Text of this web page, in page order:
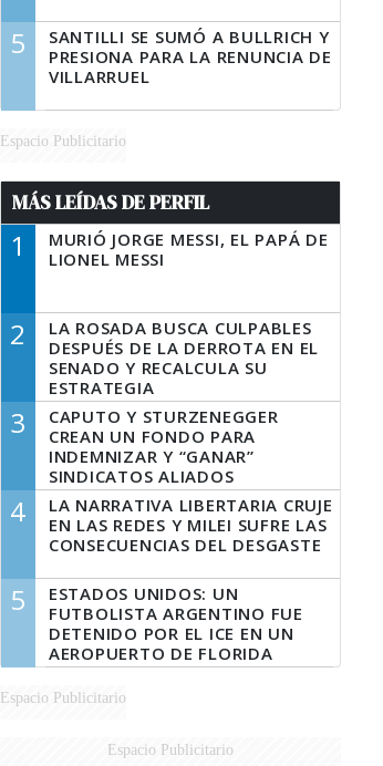
5
SANTILLI SE SUMÓ A BULLRICH Y
PRESIONA PARA LA RENUNCIA DE
VILLARRUEL
Espacio Publicitario
MÁS LEÍDAS DE PERFIL
1
MURIÓ JORGE MESSI, EL PAPÁ DE
LIONEL MESSI
2
LA ROSADA BUSCA CULPABLES
DESPUÉS DE LA DERROTA EN EL
SENADO Y RECALCULA SU
ESTRATEGIA
3
CAPUTO Y STURZENEGGER
CREAN UN FONDO PARA
INDEMNIZAR Y “GANAR”
SINDICATOS ALIADOS
4
LA NARRATIVA LIBERTARIA CRUJE
EN LAS REDES Y MILEI SUFRE LAS
CONSECUENCIAS DEL DESGASTE
5
ESTADOS UNIDOS: UN
FUTBOLISTA ARGENTINO FUE
DETENIDO POR EL ICE EN UN
AEROPUERTO DE FLORIDA
Espacio Publicitario
Espacio Publicitario